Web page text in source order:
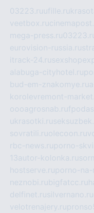
03223.ruufille.ru
veetbox.ru
mega-press.ru
eurovision-russia.ru
itrack-24.ru
alabuga-cityhotel.ru
bud-em-znakomye.ru
korolevremont-
oooagrosnab.ru
ukrasotki.ru
sovratili.ruolecoon.ru
rbc-news.ruporno-
13autor-kolonka.ru
hostserve.ruporno-
neznobi.rubigfatcc.ru
delfinet.rusilvernano.ru
velotrenajery.ru